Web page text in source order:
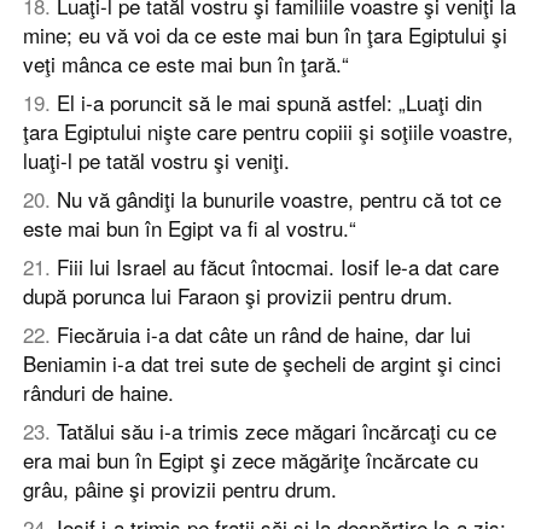
mine; eu vă voi da ce este mai bun în ţara Egiptului şi
veţi mânca ce este mai bun în ţară.“
19. El i-a poruncit să le mai spună astfel: „Luaţi din
ţara Egiptului nişte care pentru copiii şi soţiile voastre,
luaţi-l pe tatăl vostru şi veniţi.
20. Nu vă gândiţi la bunurile voastre, pentru că tot ce
este mai bun în Egipt va fi al vostru.“
21. Fiii lui Israel au făcut întocmai. Iosif le-a dat care
după porunca lui Faraon şi provizii pentru drum.
22. Fiecăruia i-a dat câte un rând de haine, dar lui
Beniamin i-a dat trei sute de şecheli de argint şi cinci
rânduri de haine.
23. Tatălui său i-a trimis zece măgari încărcaţi cu ce
era mai bun în Egipt şi zece măgăriţe încărcate cu
grâu, pâine şi provizii pentru drum.